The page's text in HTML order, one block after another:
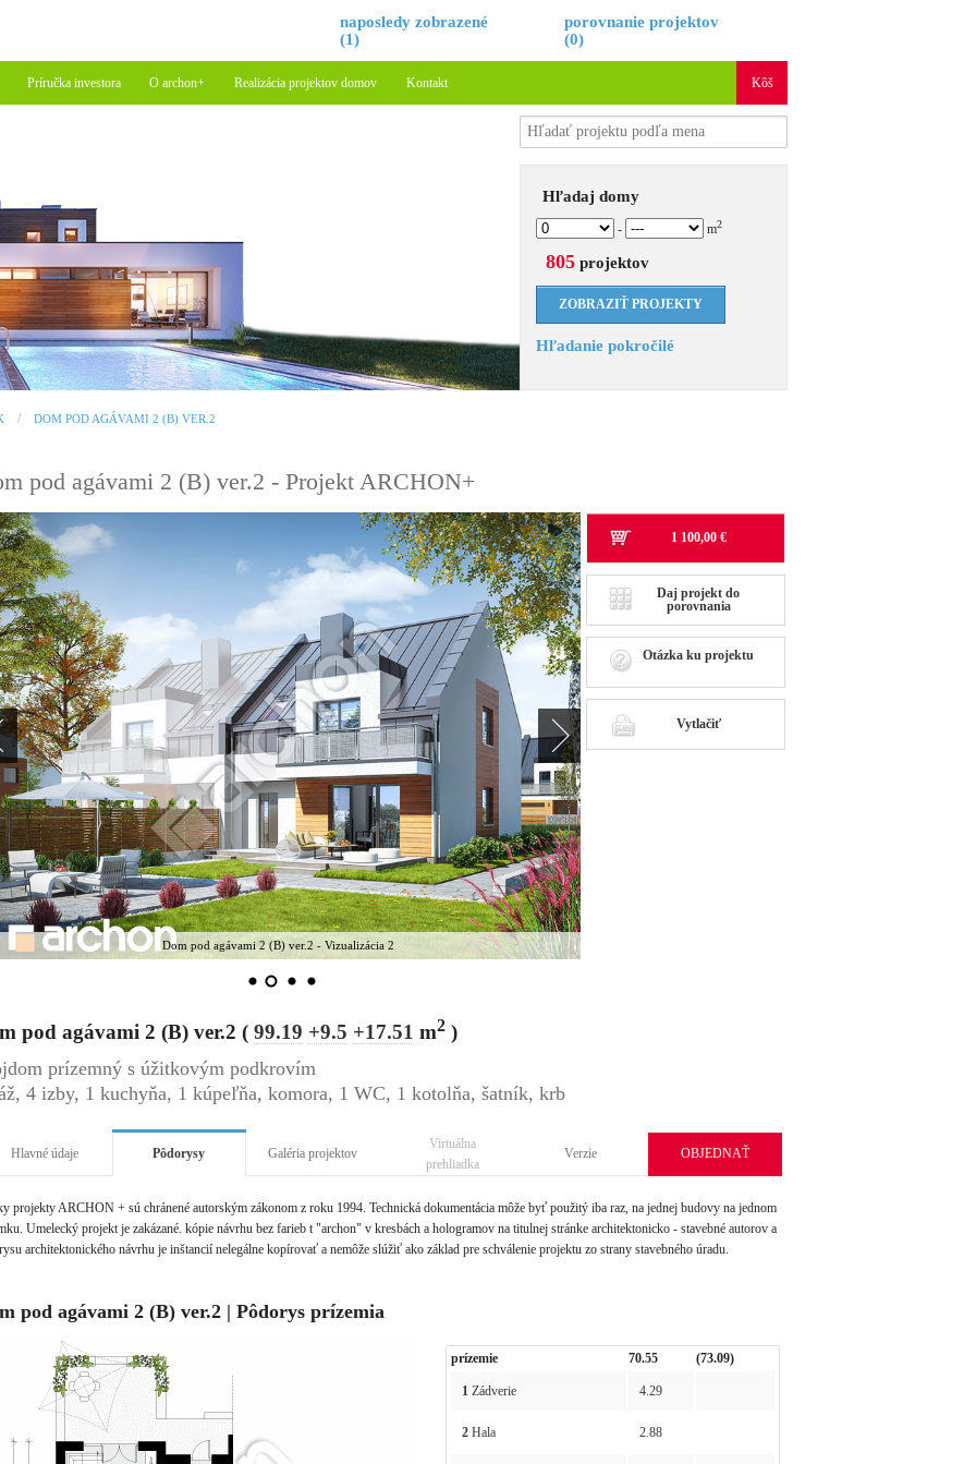
naposledy zobrazené
(1)
porovnanie projektov
(0)
Príručka investora O archon+ Realizácia projektov domov Kontakt Kôš
Hľadaj domy
- m2
805projektov
Hľadanie pokročilé
DOM POD AGÁVAMI 2 (B) VER.2
pod agávami 2 (B) ver.2 - Projekt ARCHON+
Dom pod agávami 2 (B) ver.2 - Vizualizácia 2
1 100,00 €
Daj projekt do
porovnania
Otázka ku projektu
Vytlačiť
pod agávami 2 (B) ver.2 ( 99.19 +9.5 +17.51 m2)
prízemný s úžitkovým podkrovím
4 izby, 1 kuchyňa, 1 kúpeľňa, komora, 1 WC, 1 kotolňa, šatník, krb
Hlavné údaje Pôdorysy Galéria projektov
Virtuálna
prehliadka
Verzie OBJEDNAŤ
projekty ARCHON + sú chránené autorským zákonom z roku 1994. Technická dokumentácia môže byť použitý iba raz, na jednej budovy na jednom
Umelecký projekt je zakázané. kópie návrhu bez farieb t "archon" v kresbách a hologramov na titulnej stránke architektonicko - stavebné autorov a
architektonického návrhu je inštancií nelegálne kopírovať a nemôže slúžiť ako základ pre schválenie projektu zo strany stavebného úradu.
pod agávami 2 (B) ver.2 | Pôdorys prízemia
prízemie 70.55 (73.09)
1Zádverie 4.29
2Hala 2.88